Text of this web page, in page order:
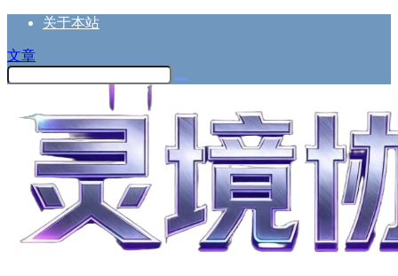
关于本站
文章